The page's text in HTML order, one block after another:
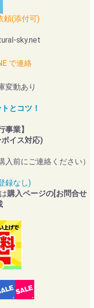
頼(添付可)
sky.net
で連絡
変動あり
とコツ！
事業】
イス対応)
前にご連絡ください）
録なし)
は購入ページの[お問合せ